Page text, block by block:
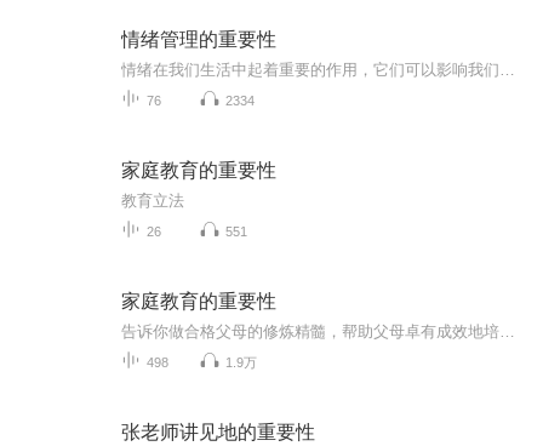
情绪管理的重要性
76 2334
家庭教育的重要性
教育立法
26 551
家庭教育的重要性
498 1.9万
张老师讲见地的重要性